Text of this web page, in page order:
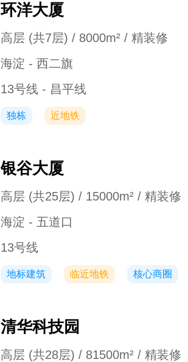
环洋大厦
高层 (共7层) / 8000m² / 精装修
海淀 - 西二旗
13号线 - 昌平线
独栋 近地铁
银谷大厦
高层 (共25层) / 15000m² / 精装修
海淀 - 五道口
13号线
地标建筑 临近地铁 核心商圈
清华科技园
高层 (共28层) / 81500m² / 精装修